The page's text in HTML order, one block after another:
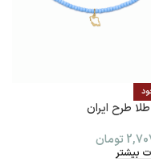
طرح ایران
تومان
بیشتر